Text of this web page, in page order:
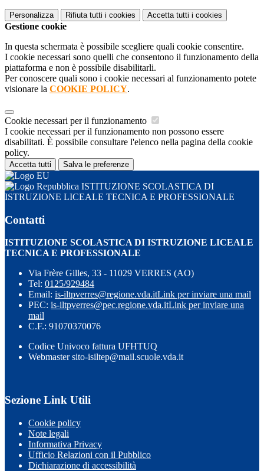
Personalizza Rifiuta tutti i cookies Accetta tutti i cookies
Gestione cookie
In questa schermata è possibile scegliere quali cookie consentire.
I cookie necessari sono quelli che consentono il funzionamento della
piattaforma e non è possibile disabilitarli.
Per conoscere quali sono i cookie necessari al funzionamento potete
visionare la COOKIE POLICY.
Cookie necessari per il funzionamento
I cookie necessari per il funzionamento non possono essere
disabilitati. È possibile consultare l'elenco nella pagina della cookie
policy.
Accetta tutti Salva le preferenze
ISTITUZIONE SCOLASTICA DI
ISTRUZIONE LICEALE TECNICA E PROFESSIONALE
Contatti
ISTITUZIONE SCOLASTICA DI ISTRUZIONE LICEALE
TECNICA E PROFESSIONALE
Via Frère Gilles, 33 - 11029 VERRES (AO)
Tel: 0125/929484
Email: is-iltpverres@regione.vda.itLink per inviare una mail
PEC: is-iltpverres@pec.regione.vda.itLink per inviare una
mail
C.F.: 91070370076
Codice Univoco fattura UFHTUQ
Webmaster sito-isiltep@mail.scuole.vda.it
Sezione Link Utili
Cookie policy
Note legali
Informativa Privacy
Ufficio Relazioni con il Pubblico
Dichiarazione di accessibilità